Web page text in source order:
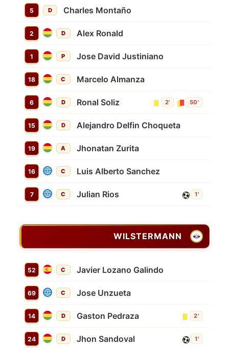
5 D Charles Montaño
2 D Alex Ronald
1 P Jose David Justiniano
18 C Marcelo Almanza
6 D Ronal Soliz 2' 50'
15 D Alejandro Delfin Choqueta
19 A Jhonatan Zurita
16 C Luis Alberto Sanchez
7 C Julian Rios 1'
WILSTERMANN
52 C Javier Lozano Galindo
69 C Jose Unzueta
14 D Gaston Pedraza 2'
24 D Jhon Sandoval 1'